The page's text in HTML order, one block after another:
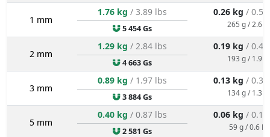
1 mm
1.76 kg / 3.89 lbs
5 454 Gs
0.26 kg /
265 g / 2.6 N
2 mm
1.29 kg / 2.84 lbs
4 663 Gs
0.19 kg /
193 g / 1.9 N
3 mm
0.89 kg / 1.97 lbs
3 884 Gs
0.13 kg /
134 g / 1.3 N
5 mm
0.40 kg / 0.87 lbs
2 581 Gs
0.06 kg /
59 g / 0.6 N